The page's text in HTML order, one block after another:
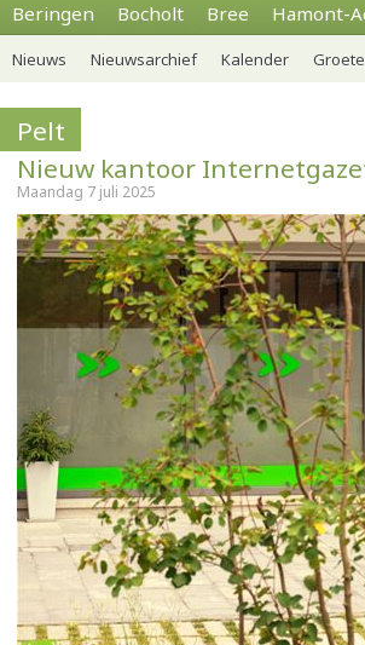
Beringen Bocholt Bree Hamont-
Nieuws Nieuwsarchief Kalender
Pelt
Nieuw kantoor
Maandag 7 juli 2025